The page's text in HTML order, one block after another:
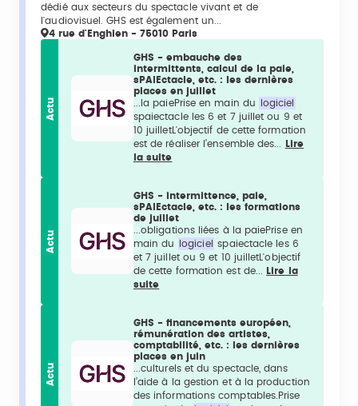
dédié aux secteurs du spectacle vivant et de
l'audiovisuel. GHS est également un...
4 rue d'Enghien - 75010 Paris
Actu
GHS - embauche des
intermittents, calcul de la paie,
sPAIEctacle, etc. : les dernières
places en juillet
...la paiePrise en main du
logiciel
spaiectacle les 6 et 7 juillet ou 9 et
10 juilletL'objectif de cette formation
est de réaliser l’ensemble des...
Lire
la suite
Actu
GHS - intermittence, paie,
sPAIEctacle, etc. : les formations
de juillet
...obligations liées à la paiePrise en
main du
logiciel
spaiectacle les 6
et 7 juillet ou 9 et 10 juilletL'objectif
de cette formation est de...
Lire la
suite
Actu
GHS - financements européen,
rémunération des artistes,
comptabilité, etc. : les dernières
places en juin
...culturels et du spectacle, dans
l’aide à la gestion et à la production
des informations comptables.Prise